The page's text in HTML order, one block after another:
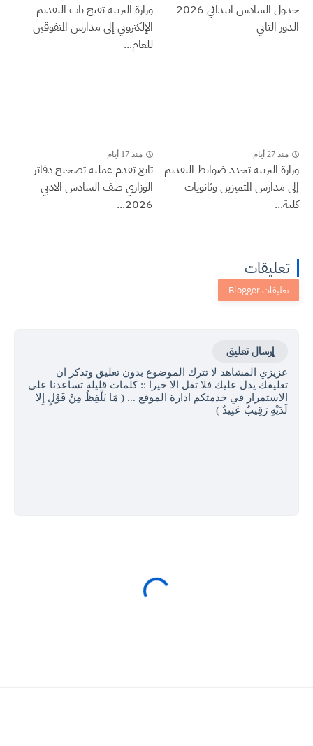
جدول السادس ابتدائي 2026
الدور الثاني
وزارة التربية تفتح باب التقديم
الإلكتروني إلى مدارس المتفوقين
للعام...
منذ 27 أيام
وزارة التربية تحدد ضوابط التقديم
إلى مدارس المتميزين وثانويات
كلية...
منذ 17 أيام
تابع تقدم عملية تصحيح دفاتر
الوزاري صف السادس الادبي
2026...
تعليقات
إرسال تعليق
عزيزي المشاهد لا تترك الموضوع بدون تعليق وتذكر ان
تعليقك يدل عليك فلا تقل الا خيرا :: كلمات قليلة تساعدنا على
الاستمرار في خدمتكم ادارة الموقع ... ( مَا يَلْفِظُ مِنْ قَوْلٍ إِلا
لَدَيْهِ رَقِيبٌ عَتِيدٌ )